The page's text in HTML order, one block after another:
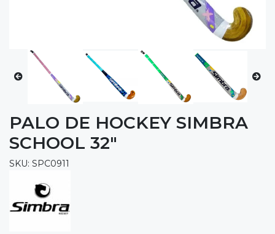
PALO DE HOCKEY SIMBRA
SCHOOL 32"
SKU: SPC0911